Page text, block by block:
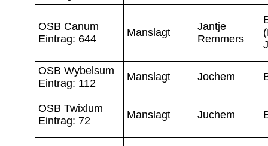
OSB Canum
Eintrag: 644
Manslagt
Jantje
Remmers
OSB Wybelsum
Eintrag: 112
Manslagt Jochem
OSB Twixlum
Eintrag: 72
Manslagt Juchem